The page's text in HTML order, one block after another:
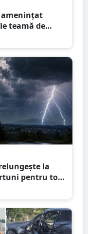
amenințat
teamă de
la
pentru tot